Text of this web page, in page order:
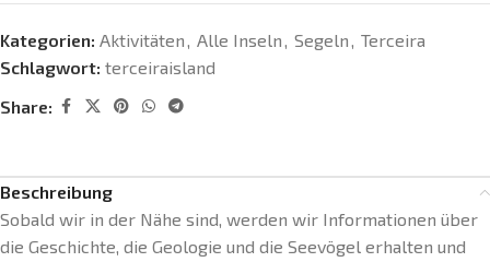
Kategorien: Aktivitäten, Alle Inseln, Segeln, Terceira
Schlagwort: terceiraisland
Share:
Beschreibung
Sobald wir in der Nähe sind, werden wir Informationen über
die Geschichte, die Geologie und die Seevögel erhalten und